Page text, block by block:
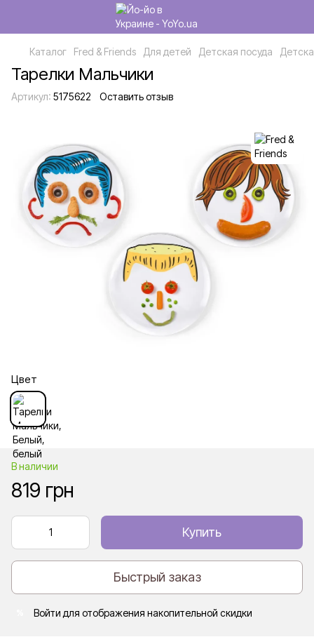
Каталог Fred & Friends Для детей Детская посуда
Тарелки Мальчики
Артикул: 5175622 Оставить отзыв
Цвет
В наличии
819 грн
Купить
Быстрый заказ
Войти для отображения накопительной скидки